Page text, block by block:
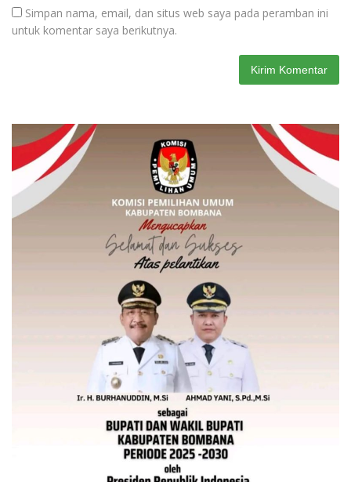
Simpan nama, email, dan situs web saya pada peramban ini
untuk komentar saya berikutnya.